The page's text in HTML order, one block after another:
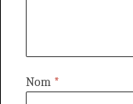
Nom *